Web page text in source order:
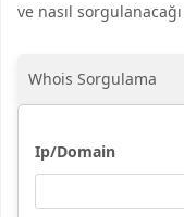
ve nasıl
Whois Sorgulama
Ip/Domain